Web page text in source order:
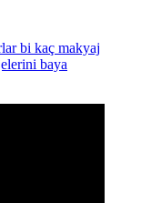
bi kaç makyaj
baya